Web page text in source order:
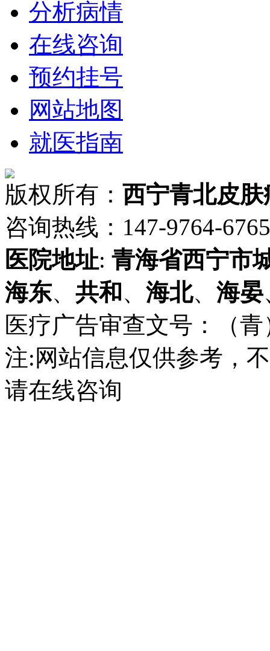
分析病情
在线咨询
预约挂号
网站地图
就医指南
版权所有： 西宁青北皮肤
咨询热线：147-9764-
医院地址: 青海省西宁市
海东、 共和 、 海北、 海晏
医疗广告审查文号：（
注:网站信息仅供参考，
请在线咨询